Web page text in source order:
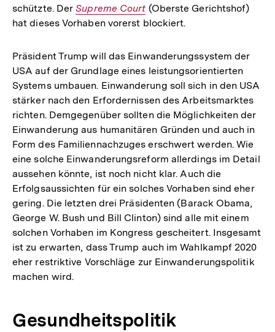
schützte. DerInterner
Link:
Supreme Court (Oberste Gerichtshof)
hat dieses Vorhaben vorerst blockiert.
Präsident Trump will das Einwanderungssystem der
USA auf der Grundlage eines leistungsorientierten
Systems umbauen. Einwanderung soll sich in den USA
stärker nach den Erfordernissen des Arbeitsmarktes
richten. Demgegenüber sollten die Möglichkeiten der
Einwanderung aus humanitären Gründen und auch in
Form des Familiennachzuges erschwert werden. Wie
eine solche Einwanderungsreform allerdings im Detail
aussehen könnte, ist noch nicht klar. Auch die
Erfolgsaussichten für ein solches Vorhaben sind eher
gering. Die letzten drei Präsidenten (Barack Obama,
George W. Bush und Bill Clinton) sind alle mit einem
solchen Vorhaben im Kongress gescheitert. Insgesamt
ist zu erwarten, dass Trump auch im Wahlkampf 2020
eher restriktive Vorschläge zur Einwanderungspolitik
machen wird.
Gesundheitspolitik